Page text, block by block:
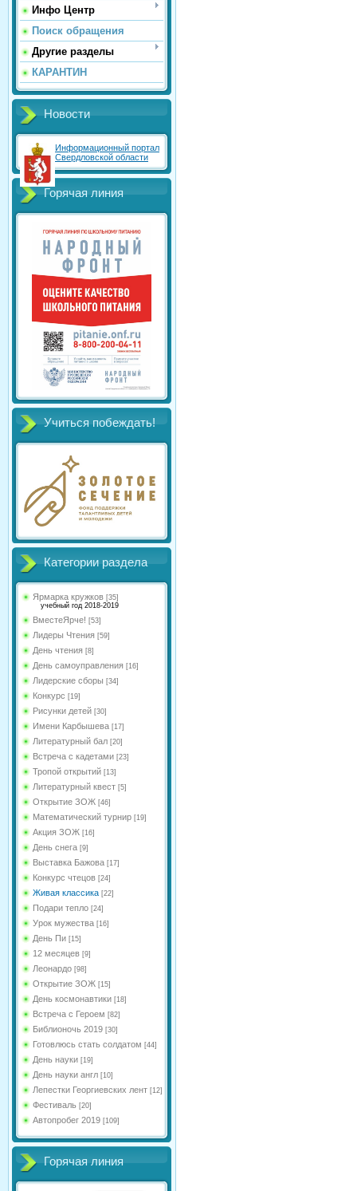
Инфо Центр
Поиск обращения
Другие разделы
КАРАНТИН
Новости
Информационный портал
Свердловской области
Горячая линия
Учиться побеждать!
Категории раздела
Ярмарка кружков [35]
учебный год 2018-2019
ВместеЯрче! [53]
Лидеры Чтения [59]
День чтения [8]
День самоуправления [16]
Лидерские сборы [34]
Конкурс [19]
Рисунки детей [30]
Имени Карбышева [17]
Литературный бал [20]
Встреча с кадетами [23]
Тропой открытий [13]
Литературный квест [5]
Открытие ЗОЖ [46]
Математический турнир [19]
Акция ЗОЖ [16]
День снега [9]
Выставка Бажова [17]
Конкурс чтецов [24]
Живая классика [22]
Подари тепло [24]
Урок мужества [16]
День Пи [15]
12 месяцев [9]
Леонардо [98]
Открытие ЗОЖ [15]
День космонавтики [18]
Встреча с Героем [82]
Библионочь 2019 [30]
Готовлюсь стать солдатом [44]
День науки [19]
День науки англ [10]
Лепестки Георгиевских лент [12]
Фестиваль [20]
Автопробег 2019 [109]
Горячая линия